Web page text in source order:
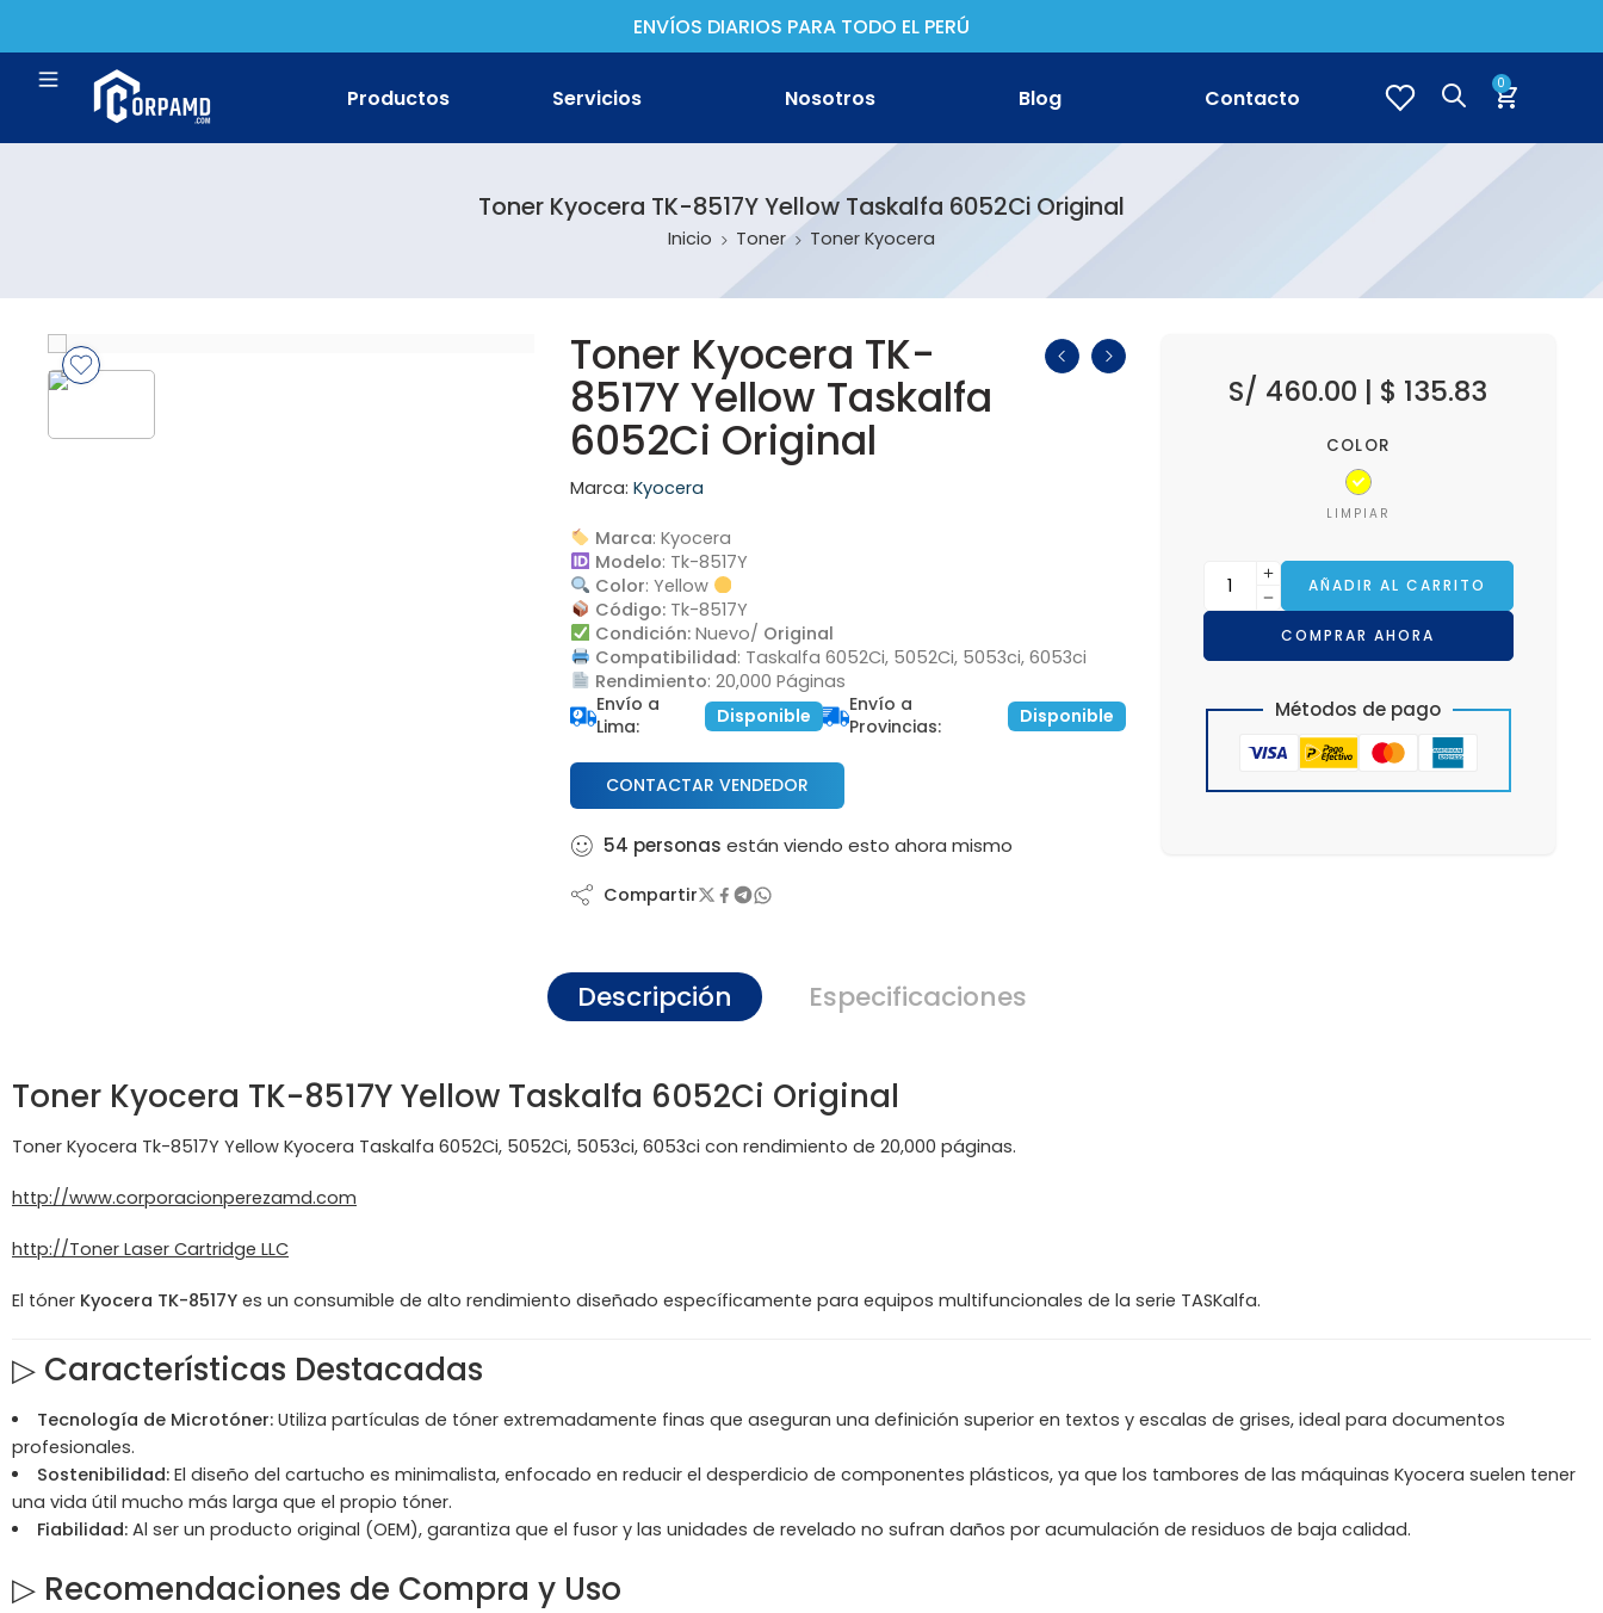
ENVÍOS DIARIOS PARA TODO EL PERÚ
Productos Servicios Nosotros Blog Contacto
0
Impresora Matricial
Toner Kyocera TK-8517Y Yellow Taskalfa 6052Ci Original
Inicio Toner Toner Kyocera
Toner Kyocera TK-
8517Y Yellow Taskalfa
6052Ci Original
Marca: Kyocera
Marca: Kyocera
Modelo: Tk-8517Y
Color: Yellow
Código:Tk-8517Y
Condición: Nuevo/ Original
Compatibilidad: Taskalfa 6052Ci, 5052Ci, 5053ci, 6053ci
Rendimiento: 20,000 Páginas
Envío a
Lima:
Disponible
Envío a
Provincias:
Disponible
CONTACTAR VENDEDOR
54 personas están viendo esto ahora mismo
Compartir
S/ 460.00 | $ 135.83
COLOR
LIMPIAR
AÑADIR AL CARRITO
COMPRAR AHORA
Métodos de pago
Descripción Especificaciones
Toner Kyocera TK-8517Y Yellow Taskalfa 6052Ci Original
Toner Kyocera Tk-8517Y Yellow Kyocera Taskalfa 6052Ci, 5052Ci, 5053ci, 6053ci con rendimiento de 20,000 páginas.
http://www.corporacionperezamd.com
http://Toner Laser Cartridge LLC
El tóner Kyocera TK-8517Y es un consumible de alto rendimiento diseñado específicamente para equipos multifuncionales de la serie TASKalfa.
▷ Características Destacadas
Tecnología de Microtóner:Utiliza partículas de tóner extremadamente finas que aseguran una definición superior en textos y escalas de grises, ideal para documentos
profesionales.
Sostenibilidad:El diseño del cartucho es minimalista, enfocado en reducir el desperdicio de componentes plásticos, ya que los tambores de las máquinas Kyocera suelen tener
una vida útil mucho más larga que el propio tóner.
Fiabilidad:Al ser un producto original (OEM), garantiza que el fusor y las unidades de revelado no sufran daños por acumulación de residuos de baja calidad.
▷ Recomendaciones de Compra y Uso